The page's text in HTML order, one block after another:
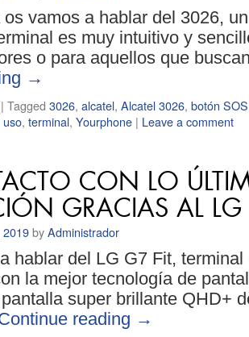
vamos a hablar del 3026,
es muy intuitivo y
o para aquellos que
→
| Tagged 3026, alcatel, Alcatel 3026, botón SOS
uso, terminal, Yourphone | Leave a comment
CON LO
GRACIAS AL LG
byAdministrador
hablar del LG G7 Fit,
la mejor tecnología de
super brillante QHD+
reading →